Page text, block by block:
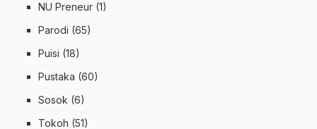
NU Preneur (1)
Parodi (65)
Puisi (18)
Pustaka (60)
Sosok (6)
Tokoh (51)